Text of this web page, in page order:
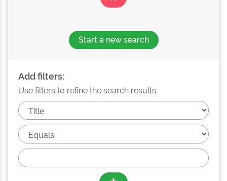
Start a new search
Add filters:
Use filters to refine the search results.